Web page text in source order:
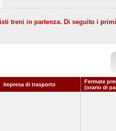
treni in partenza. Di seguito i
Impresa di trasporto
Fermate
(orario di